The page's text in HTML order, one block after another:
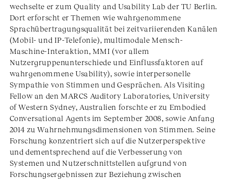
wechselte er zum Quality and Usability Lab der TU Berlin.
Dort erforscht er Themen wie wahrgenommene
Sprachübertragungsqualität bei zeitvariierenden Kanälen
(Mobil- und IP-Telefonie), multimodale Mensch-
Maschine-Interaktion, MMI (vor allem
Nutzergruppenunterschiede und Einflussfaktoren auf
wahrgenommene Usability), sowie interpersonelle
Sympathie von Stimmen und Gesprächen. Als Visiting
Fellow an den MARCS Auditory Laboratories, University
of Western Sydney, Australien forschte er zu Embodied
Conversational Agents im September 2008, sowie Anfang
2014 zu Wahrnehmungsdimensionen von Stimmen. Seine
Forschung konzentriert sich auf die Nutzerperspektive
und dementsprechend auf die Verbesserung von
Systemen und Nutzerschnittstellen aufgrund von
Forschungsergebnissen zur Beziehung zwischen